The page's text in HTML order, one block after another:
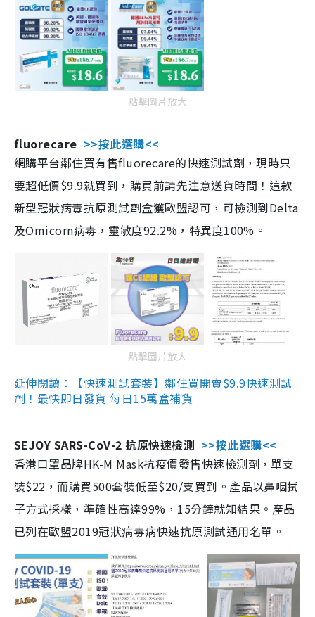
點擊圖片放大
fluorecare >>按此選購<<
網購平台鄰住買有售fluorecare的快速測試劑，現時只
要超低價$9.9就買到，購買前請先注意送貨時間！這款
新型冠狀病毒抗原測試劑盒獲歐盟認可，可檢測到Delta
及Omicorn病毒，靈敏度92.2%，特異度100%。
點擊圖片放大
延伸閱讀：【快速測試套裝】鄰住買開賣$9.9快速測試
劑！最快即日發貨 每日15萬盒補貨
SEJOY SARS-CoV-2 抗原快速檢測 >>按此選購<<
香港口罩品牌HK-M Mask抗疫價發售快速檢測劑，單支
裝$22，而購買500套裝低至$20/支買到。產品以鼻咽拭
子方式採樣，準確性高達99%，15分鐘就知結果。產品
已列在歐盟2019冠狀病毒病快速抗原測試通用名單。